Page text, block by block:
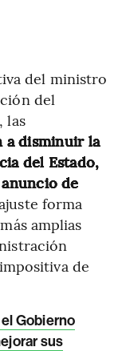
del ministro
del
, las
a disminuir la
del Estado,
de
forma
amplias
de
Gobierno
sus